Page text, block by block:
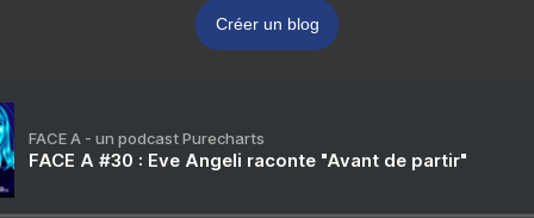
Créer un blog
FACE A - un podcast Purecharts
FACE A #30 : Eve Angeli raconte "Avant de partir"